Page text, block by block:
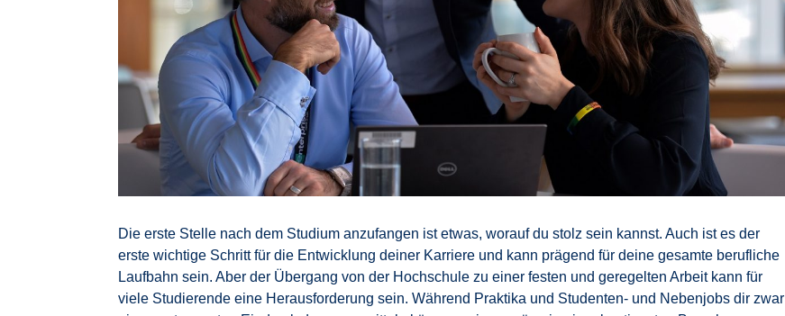
Die erste Stelle nach dem Studium anzufangen ist etwas, worauf du stolz sein kannst. Auch ist es der
erste wichtige Schritt für die Entwicklung deiner Karriere und kann prägend für deine gesamte berufliche
Laufbahn sein. Aber der Übergang von der Hochschule zu einer festen und geregelten Arbeit kann für
viele Studierende eine Herausforderung sein. Während Praktika und Studenten- und Nebenjobs dir zwar